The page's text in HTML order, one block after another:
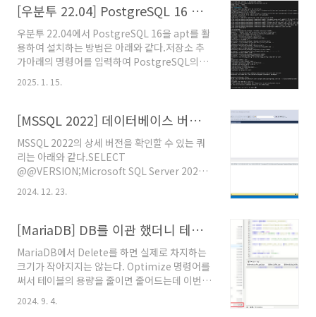
(-12~+1..
설치할 수 있다.pip install
"psycopg[binary]"눈으로 설치되는 것을 하나
씩 확인하고 싶다면 아래의 GUI(Graphical
User Interface)로 설치하는 방법을 활용할 수
있다.GUI로 설치하는 방법파이참에서 아래의 사
진처럼 패키지 관리 화면으로 이동한다.File →
[우분투 22.04] PostgreSQL 16 와 pgAdmin 4 설치 방법
우분투 22.04에서 PostgreSQL 16을 apt를 활
용하여 설치하는 방법은 아래와 같다.저장소 추
가아래의 명령어를 입력하여 PostgreSQL의
postgresql-commonsudo
common/pgdg/apt.postgresql.org.shPostgreSQL
16 설치아래의 명령어를 입력하여 PostgreSQL
16을 설치한다.sudo apt-get install
postgresql-16아래의 명령어를 입력하여
PostgreSQL 16을 설치하면서 자동으로 생성된
postgres 우분투 계정에 로그인한다.sudo -i -
2025. 1. 15.
[MSSQL 2022] 데이터베이스 버전 확인 쿼리
MSSQL 2022의 상세 버전을 확인할 수 있는 쿼
리는 아래와 같다.SELECT
@@VERSION;Microsoft SQL Server 2022
05:58:25 Copyright (C) 2022 Microsoft
Windows Server 2019 Standard 10.0 (Build
17763: ) (Hypervisor) 참고문서"실행 중인
SQL Server 데이터베이스 엔진 버전 및 버전 확
인", 마이크로소프트, 2024년 11월 21일. @원
문보기
2024. 12. 23.
[MariaDB] DB를 이관 했더니 테이블 용량이 훨씬 작아졌다.
MariaDB에서 Delete를 하면 실제로 차지하는
크기가 작아지지는 않는다. Optimize 명령어를
써서 테이블의 용량을 줄이면 줄어드는데 이번에
경험해보니 이 마저도 100% 정리되는건 아닌 것
같다. 기존 테이블과 이관한 테이블의 데이터 수
2024. 9. 4.